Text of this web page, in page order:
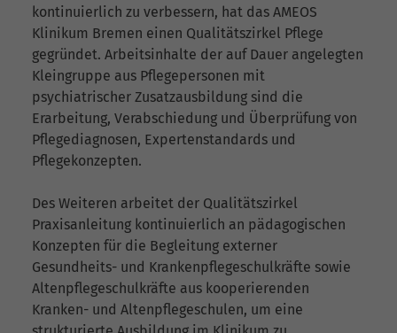
kontinuierlich zu verbessern, hat das AMEOS
Klinikum Bremen einen Qualitätszirkel Pflege
gegründet. Arbeitsinhalte der auf Dauer angelegten
Kleingruppe aus Pflegepersonen mit
psychiatrischer Zusatzausbildung sind die
Erarbeitung, Verabschiedung und Überprüfung von
Pflegediagnosen, Expertenstandards und
Pflegekonzepten.
Des Weiteren arbeitet der Qualitätszirkel
Praxisanleitung kontinuierlich an pädagogischen
Konzepten für die Begleitung externer
Gesundheits- und Krankenpflegeschulkräfte sowie
Altenpflegeschulkräfte aus kooperierenden
Kranken- und Altenpflegeschulen, um eine